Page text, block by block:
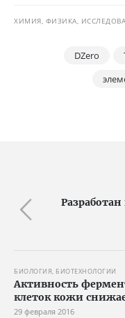
ХИМИЯ, ФИЗИКА,
DZero
БИОЛОГИЯ, БИОТЕХНОЛОГИИ
Активность
клеток кожи
29 февраля 2016